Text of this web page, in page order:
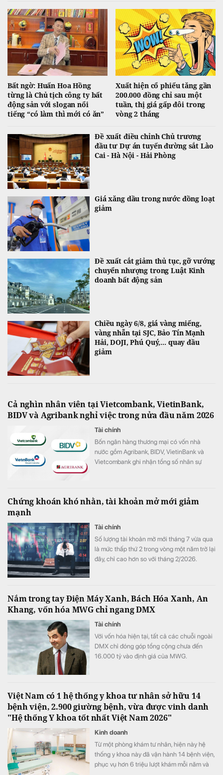
Bất ngờ: Huấn Hoa Hồng
từng là Chủ tịch công ty bất
động sản với slogan nổi
tiếng “có làm thì mới có ăn”
Xuất hiện cổ phiếu tăng gần
200.000 đồng chỉ sau một
tuần, thị giá gấp đôi trong
vòng 2 tháng
Đề xuất điều chỉnh Chủ trương
đầu tư Dự án tuyến đường sắt Lào
Cai - Hà Nội - Hải Phòng
Giá xăng dầu trong nước đồng loạt
giảm
Đề xuất cắt giảm thủ tục, gỡ vướng
chuyển nhượng trong Luật Kinh
doanh bất động sản
Chiều ngày 6/8, giá vàng miếng,
vàng nhẫn tại SJC, Bảo Tín Mạnh
Hải, DOJI, Phú Quý,... quay đầu
giảm
Cả nghìn nhân viên tại Vietcombank, VietinBank,
BIDV và Agribank nghỉ việc trong nửa đầu năm 2026
Tài chính
Bốn ngân hàng thương mại có vốn nhà
nước gồm Agribank, BIDV, VietinBank và
Vietcombank ghi nhận tổng số nhân sự
Chứng khoán khó nhằn, tài khoản mở mới giảm
mạnh
Tài chính
Số lượng tài khoản mở mới tháng 7 vừa qua
là mức thấp thứ 2 trong vòng một năm trở lại
đây, chỉ cao hơn so với tháng 2/2026.
Nắm trong tay Điện Máy Xanh, Bách Hóa Xanh, An
Khang, vốn hóa MWG chỉ ngang DMX
Tài chính
Với vốn hóa hiện tại, tất cả các chuỗi ngoài
DMX chỉ đóng góp tổng cộng chưa đến
16.000 tỷ vào định giá của MWG.
Việt Nam có 1 hệ thống y khoa tư nhân sở hữu 14
bệnh viện, 2.900 giường bệnh, vừa được vinh danh
"Hệ thống Y khoa tốt nhất Việt Nam 2026"
Kinh doanh
Từ một phòng khám tư nhân, hiện này hệ
thống y khoa này đã vận hành 14 bệnh viện,
phục vụ hơn 6 triệu lượt khám mỗi năm và